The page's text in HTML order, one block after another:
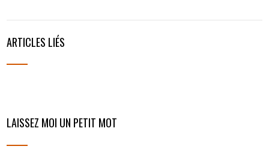
ARTICLES LIÉS
LAISSEZ MOI UN PETIT MOT